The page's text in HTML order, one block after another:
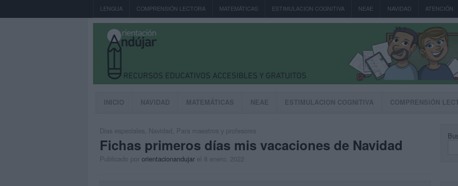
LENGUA COMPRENSIÓN LECTORA MATEMÁTICAS ESTIMULACION COGNITIVA NEAE NAVIDAD ATENCIÓN
INICIO NAVIDAD MATEMÁTICAS NEAE ESTIMULACION COGNITIVA COMPRENSIÓN
Dias especiales Navidad Para maestros y profesores
Fichas primeros días mis vacaciones de Navidad
Publicado por orientacionandujar el 8 enero, 2022